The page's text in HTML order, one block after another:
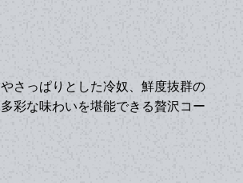
さっぱりとした冷奴、鮮度抜群の
彩な味わいを堪能できる贅沢コー